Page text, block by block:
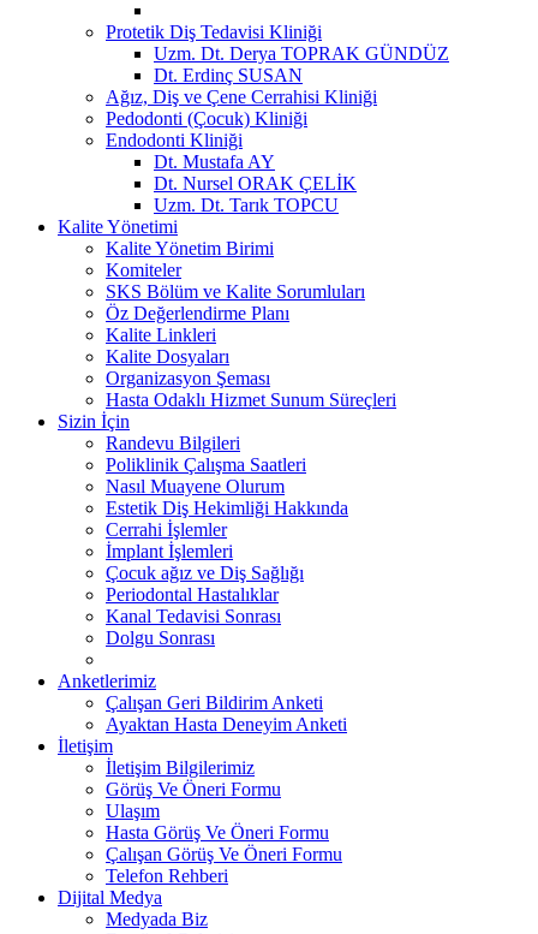
Protetik Diş Tedavisi Kliniği
Uzm. Dt. Derya TOPRAK GÜNDÜZ
Dt. Erdinç SUSAN
Ağız, Diş ve Çene Cerrahisi Kliniği
Pedodonti (Çocuk) Kliniği
Endodonti Kliniği
Dt. Mustafa AY
Dt. Nursel ORAK ÇELİK
Uzm. Dt. Tarık TOPCU
Kalite Yönetimi
Kalite Yönetim Birimi
Komiteler
SKS Bölüm ve Kalite Sorumluları
Öz Değerlendirme Planı
Kalite Linkleri
Kalite Dosyaları
Organizasyon Şeması
Hasta Odaklı Hizmet Sunum Süreçleri
Sizin İçin
Randevu Bilgileri
Poliklinik Çalışma Saatleri
Nasıl Muayene Olurum
Estetik Diş Hekimliği Hakkında
Cerrahi İşlemler
İmplant İşlemleri
Çocuk ağız ve Diş Sağlığı
Periodontal Hastalıklar
Kanal Tedavisi Sonrası
Dolgu Sonrası
Anketlerimiz
Çalışan Geri Bildirim Anketi
Ayaktan Hasta Deneyim Anketi
İletişim
İletişim Bilgilerimiz
Görüş Ve Öneri Formu
Ulaşım
Hasta Görüş Ve Öneri Formu
Çalışan Görüş Ve Öneri Formu
Telefon Rehberi
Dijital Medya
Medyada Biz